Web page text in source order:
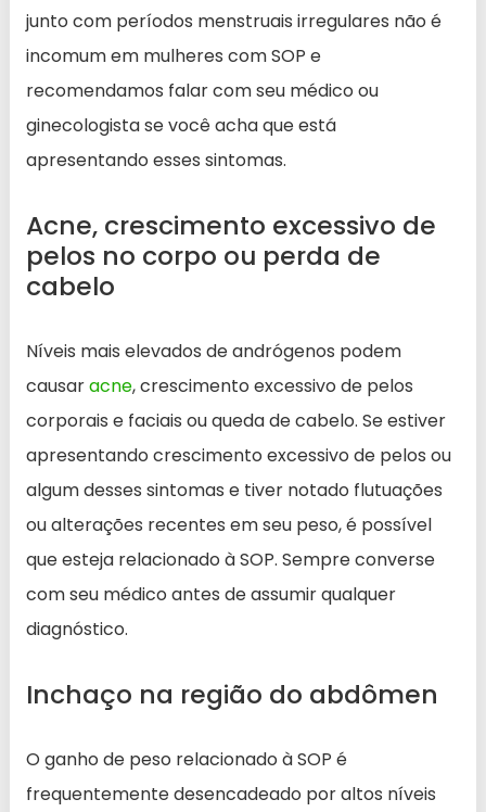
junto com períodos menstruais irregulares não é
incomum em mulheres com SOP e
recomendamos falar com seu médico ou
ginecologista se você acha que está
apresentando esses sintomas.
Acne, crescimento excessivo de
pelos no corpo ou perda de
cabelo
Níveis mais elevados de andrógenos podem
causaracne, crescimento excessivo de pelos
corporais e faciais ou queda de cabelo. Se estiver
apresentando crescimento excessivo de pelos ou
algum desses sintomas e tiver notado flutuações
ou alterações recentes em seu peso, é possível
que esteja relacionado à SOP. Sempre converse
com seu médico antes de assumir qualquer
diagnóstico.
Inchaço na região do abdômen
O ganho de peso relacionado à SOP é
frequentemente desencadeado por altos níveis